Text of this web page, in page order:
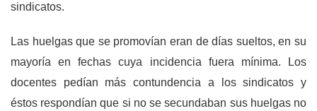
sindicatos.
Las huelgas que se promovían eran de días sueltos, en su
mayoría en fechas cuya incidencia fuera mínima. Los
docentes pedían más contundencia a los sindicatos y
éstos respondían que si no se secundaban sus huelgas no